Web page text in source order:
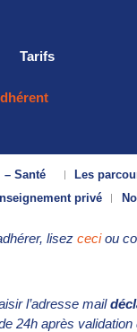
Tarifs
Santé Les
privé
lisez ceciou
l’adresse mail
24h après